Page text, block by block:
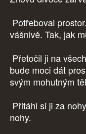
Potřeboval
vášnivě. Tak, jak
Přetočil ji na
bude moci dát
svým mohutným
Přitáhl si ji za
nohy.